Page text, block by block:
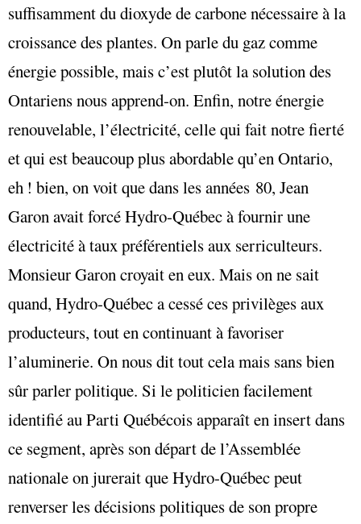
suffisamment du dioxyde de carbone nécessaire à la
croissance des plantes. On parle du gaz comme
énergie possible, mais c’est plutôt la solution des
Ontariens nous apprend-on. Enfin, notre énergie
renouvelable, l’électricité, celle qui fait notre fierté
et qui est beaucoup plus abordable qu’en Ontario,
eh ! bien, on voit que dans les années 80, Jean
Garon avait forcé Hydro-Québec à fournir une
électricité à taux préférentiels aux serriculteurs.
Monsieur Garon croyait en eux. Mais on ne sait
quand, Hydro-Québec a cessé ces privilèges aux
producteurs, tout en continuant à favoriser
l’aluminerie. On nous dit tout cela mais sans bien
sûr parler politique. Si le politicien facilement
identifié au Parti Québécois apparaît en insert dans
ce segment, après son départ de l’Assemblée
nationale on jurerait que Hydro-Québec peut
renverser les décisions politiques de son propre